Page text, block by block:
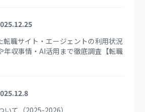
転職サイト・エージェントの利用状況
年収事情・AI活用まで徹底調査【転職
て（2025-2026）